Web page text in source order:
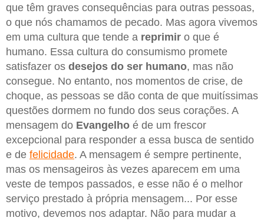
que têm graves consequências para outras pessoas,
o que nós chamamos de pecado. Mas agora vivemos
em uma cultura que tende a reprimir o que é
humano. Essa cultura do consumismo promete
satisfazer os desejos do ser humano, mas não
consegue. No entanto, nos momentos de crise, de
choque, as pessoas se dão conta de que muitíssimas
questões dormem no fundo dos seus corações. A
mensagem do Evangelho é de um frescor
excepcional para responder a essa busca de sentido
e de felicidade. A mensagem é sempre pertinente,
mas os mensageiros às vezes aparecem em uma
veste de tempos passados, e esse não é o melhor
serviço prestado à própria mensagem... Por esse
motivo, devemos nos adaptar. Não para mudar a